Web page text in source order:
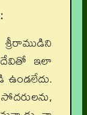
ఇలా
ఉండలేదు.